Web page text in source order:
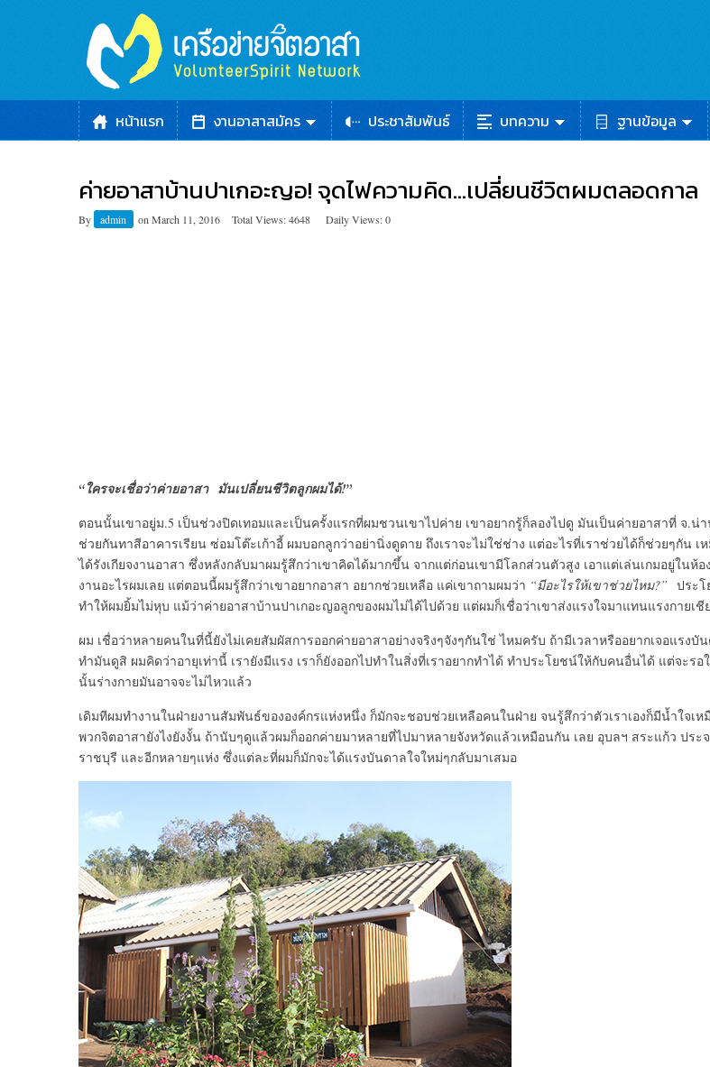
หน้าแรก งานอาสาสมัคร ประชาสัมพันธ์ บทความ ฐานข้อมูล
ค่ายอาสาบ้านปาเกอะญอ! จุดไฟความคิด…เปลี่ยนชีวิตผมตลอดกาล
By admin on March 11, 2016 Total Views: 4648 Daily Views: 0
“ใครจะเชื่อว่าค่ายอาสา มันเปลี่ยนชีวิตลูกผมได้!”
ตอนนั้นเขาอยู่ม.5 เป็นช่วงปิดเทอมและเป็นครั้งแรกที่ผมชวนเขาไปค่าย เขาอยากรู้ก็ลองไปดู มันเป็นค่ายอาสาที่ จ.น่า
ช่วยกันทาสีอาคารเรียน ซ่อมโต๊ะเก้าอี้ ผมบอกลูกว่าอย่านิ่งดูดาย ถึงเราจะไม่ใช่ช่าง แต่อะไรที่เราช่วยได้ก็ช่วยๆกัน เ
ได้รังเกียจงานอาสา ซึ่งหลังกลับมาผมรู้สึกว่าเขาคิดได้มากขึ้น จากแต่ก่อนเขามีโลกส่วนตัวสูง เอาแต่เล่นเกมอยู่ในห้อ
งานอะไรผมเลย แต่ตอนนี้ผมรู้สึกว่าเขาอยากอาสา อยากช่วยเหลือ แค่เขาถามผมว่า “มีอะไรให้เขาช่วยไหม?” ประ
ทำให้ผมยิ้มไม่หุบ แม้ว่าค่ายอาสาบ้านปาเกอะญอลูกของผมไม่ได้ไปด้วย แต่ผมก็เชื่อว่าเขาส่งแรงใจมาแทนแรงกายเ
ผม เชื่อว่าหลายคนในที่นี้ยังไม่เคยสัมผัสการออกค่ายอาสาอย่างจริงๆจังๆกันใช่ ไหมครับ ถ้ามีเวลาหรืออยากเจอแรงบั
ทำมันดูสิ ผมคิดว่าอายุเท่านี้ เรายังมีแรง เราก็ยังออกไปทำในสิ่งที่เราอยากทำได้ ทำประโยชน์ให้กับคนอื่นได้ แต่จะรอ
นั้นร่างกายมันอาจจะไม่ไหวแล้ว
เดิมทีผมทำงานในฝ่ายงานสัมพันธ์ขององค์กรแห่งหนึ่ง ก็มักจะชอบช่วยเหลือคนในฝ่าย จนรู้สึกว่าตัวเราเองก็มีน้ำใจเ
พวกจิตอาสายังไงยังงั้น ถ้านับๆดูแล้วผมก็ออกค่ายมาหลายที่ไปมาหลายจังหวัดแล้วเหมือนกัน เลย อุบลฯ สระแก้ว ประ
ราชบุรี และอีกหลายๆแห่ง ซึ่งแต่ละที่ผมก็มักจะได้แรงบันดาลใจใหม่ๆกลับมาเสมอ